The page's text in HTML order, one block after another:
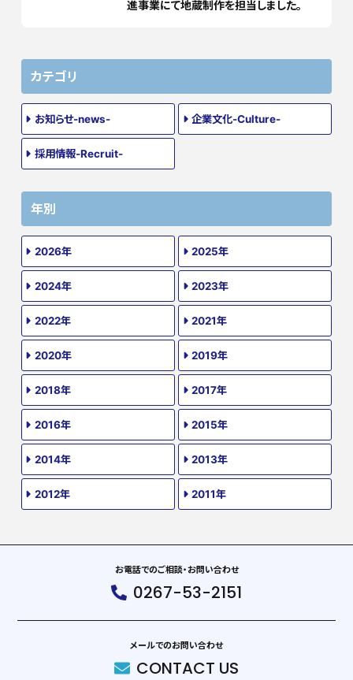
進事業にて地蔵制作を担当しました。
カテゴリ
お知らせ-news- 企業文化-Culture-
採用情報-Recruit-
年別
2026年 2025年
2024年 2023年
2022年 2021年
2020年 2019年
2018年 2017年
2016年 2015年
2014年 2013年
2012年 2011年
お電話でのご相談・お問い合わせ
0267-53-2151
メールでのお問い合わせ
CONTACT US